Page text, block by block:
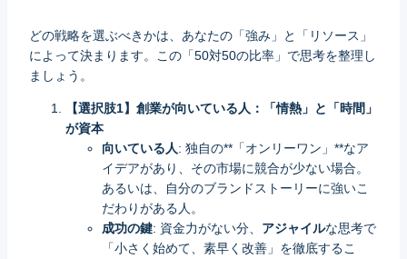
どの戦略を選ぶべきかは、あなたの「強み」と「リソース」
によって決まります。この「50対50の比率」で思考を整理し
ましょう。
【選択肢1】創業が向いている人：「情熱」と「時間」
が資本
向いている人: 独自の**「オンリーワン」**なア
イデアがあり、その市場に競合が少ない場合。
あるいは、自分のブランドストーリーに強いこ
だわりがある人。
成功の鍵: 資金力がない分、 アジャイルな思考で
「小さく始めて、素早く改善」を徹底するこ